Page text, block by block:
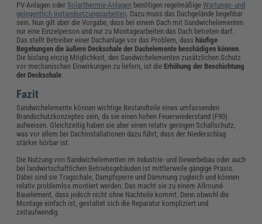
PV-Anlagen oderSolarthermie-Anlagen benötigen regelmäßigeWartungs- und
gelegentlich Instandsetzungsarbeiten. Dazu muss das Dachgelände begehbar
sein. Nun gilt aber die Vorgabe, dass bei einem Dach mit Sandwichelementen
nur eine Einzelperson und nur zu Montagearbeiten das Dach betreten darf.
Das stellt Betreiber einer Dachanlage vor das Problem, dass häufige
Begehungen die äußere Deckschale der Dachelemente beschädigen können.
Die bislang einzig Möglichkeit, den Sandwichelementen zusätzlichen Schutz
vor mechanischen Einwirkungen zu liefern, ist die Erhöhung der Beschichtung
der Deckschale.
Fazit
Sandwichelemente können wichtige Bestandteile eines umfassenden
Brandschutzkonzeptes sein, da sie einen hohen Feuerwiederstand (F90)
aufweisen. Gleichzeitig haben sie aber einen relativ geringen Schallschutz,
was vor allem bei Dachinstallationen dazu führt, dass der Niederschlag
stärker hörbar ist.
Die Nutzung von Sandwichelementen im Industrie- und Gewerbebau oder auch
bei landwirtschaftlichen Betriebsgebäuden ist mittlerweile gängige Praxis.
Dabei sind sie Tragschale, Dampfsperre und Dämmung zugleich und können
relativ problemlos montiert werden. Das macht sie zu einem Allround-
Bauelement, dass jedoch nicht ohne Nachteile kommt. Denn obwohl die
Montage einfach ist, gestaltet sich die Reparatur kompliziert und
zeitaufwendig.